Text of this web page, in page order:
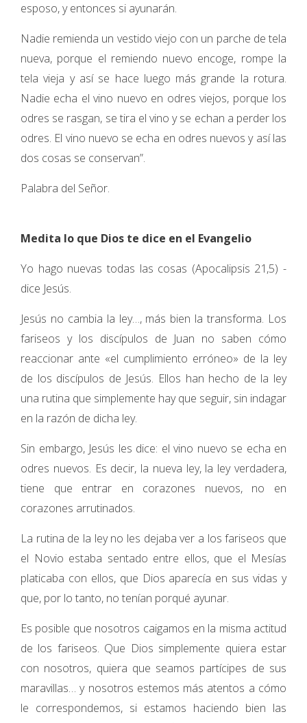
esposo, y entonces si ayunarán.
Nadie remienda un vestido viejo con un parche de tela
nueva, porque el remiendo nuevo encoge, rompe la
tela vieja y así se hace luego más grande la rotura.
Nadie echa el vino nuevo en odres viejos, porque los
odres se rasgan, se tira el vino y se echan a perder los
odres. El vino nuevo se echa en odres nuevos y así las
dos cosas se conservan”.
Palabra del Señor.
Medita lo que Dios te dice en el Evangelio
Yo hago nuevas todas las cosas (Apocalipsis 21,5) -
dice Jesús.
Jesús no cambia la ley…, más bien la transforma. Los
fariseos y los discípulos de Juan no saben cómo
reaccionar ante «el cumplimiento erróneo» de la ley
de los discípulos de Jesús. Ellos han hecho de la ley
una rutina que simplemente hay que seguir, sin indagar
en la razón de dicha ley.
Sin embargo, Jesús les dice: el vino nuevo se echa en
odres nuevos. Es decir, la nueva ley, la ley verdadera,
tiene que entrar en corazones nuevos, no en
corazones arrutinados.
La rutina de la ley no les dejaba ver a los fariseos que
el Novio estaba sentado entre ellos, que el Mesías
platicaba con ellos, que Dios aparecía en sus vidas y
que, por lo tanto, no tenían porqué ayunar.
Es posible que nosotros caigamos en la misma actitud
de los fariseos. Que Dios simplemente quiera estar
con nosotros, quiera que seamos partícipes de sus
maravillas… y nosotros estemos más atentos a cómo
le correspondemos, si estamos haciendo bien las